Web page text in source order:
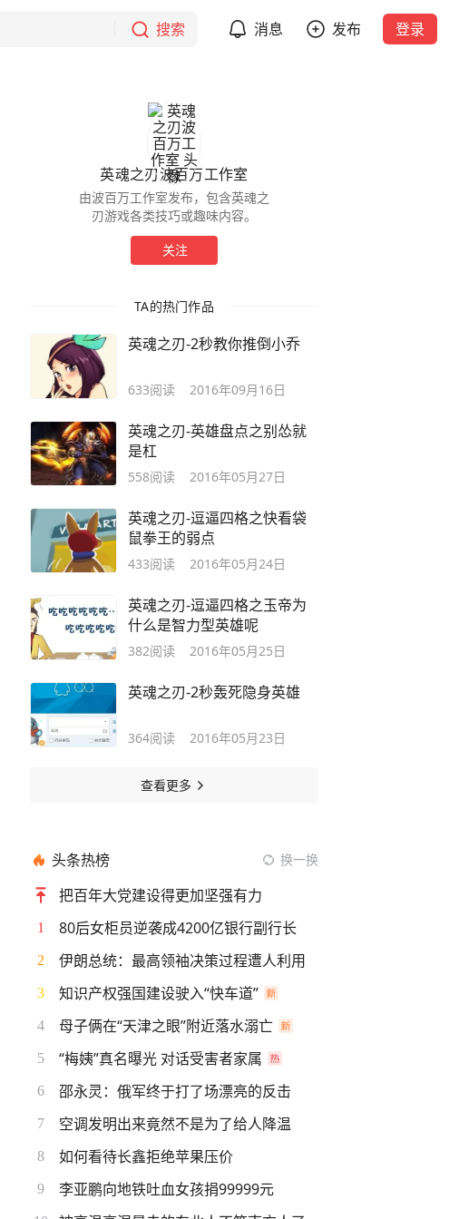
搜索 消息 发布 登录
英魂之刃波百万工作室
由波百万工作室发布，包含英魂之
刃游戏各类技巧或趣味内容。
关注
TA的热门作品
英魂之刃-2秒教你推倒小乔
633阅读 2016年09月16日
英魂之刃-英雄盘点之别怂就
是杠
558阅读 2016年05月27日
英魂之刃-逗逼四格之快看袋
鼠拳王的弱点
433阅读 2016年05月24日
英魂之刃-逗逼四格之玉帝为
什么是智力型英雄呢
382阅读 2016年05月25日
英魂之刃-2秒轰死隐身英雄
364阅读 2016年05月23日
查看更多
头条热榜 换一换
把百年大党建设得更加坚强有力
1 80后女柜员逆袭成4200亿银行副行长
2 伊朗总统：最高领袖决策过程遭人利用
3 知识产权强国建设驶入“快车道”
4 母子俩在“天津之眼”附近落水溺亡
5 “梅姨”真名曝光 对话受害者家属
6 邵永灵：俄军终于打了场漂亮的反击
7 空调发明出来竟然不是为了给人降温
8 如何看待长鑫拒绝苹果压价
9 李亚鹏向地铁吐血女孩捐99999元